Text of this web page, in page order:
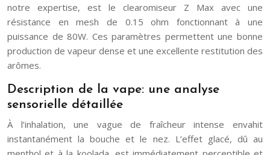
notre expertise, est le clearomiseur Z Max avec une
résistance en mesh de 0.15 ohm fonctionnant à une
puissance de 80W. Ces paramètres permettent une bonne
production de vapeur dense et une excellente restitution des
arômes.
Description de la vape: une analyse
sensorielle détaillée
À l’inhalation, une vague de fraîcheur intense envahit
instantanément la bouche et le nez. L’effet glacé, dû au